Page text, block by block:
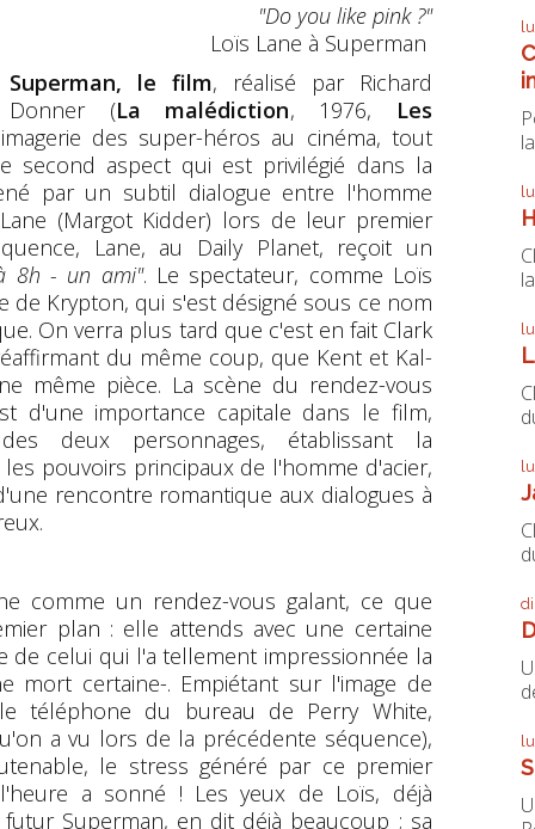
"Do you like pink ?"
Loïs Lane à Superman
Superman, le film, réalisé par Richard
Donner (La malédiction, 1976, Les
des super-héros au cinéma, tout
second aspect qui est privilégié dans la
par un subtil dialogue entre l'homme
(Margot Kidder) lors de leur premier
Lane, au Daily Planet, reçoit un
8h - un ami". Le spectateur, comme Loïs
de Krypton, qui s'est désigné sous ce nom
On verra plus tard que c'est en fait Clark
du même coup, que Kent et Kal-
même pièce. La scène du rendez-vous
d'une importance capitale dans le film,
deux personnages, établissant la
pouvoirs principaux de l'homme d'acier,
rencontre romantique aux dialogues à
comme un rendez-vous galant, ce que
plan : elle attends avec une certaine
de celui qui l'a tellement impressionnée la
mort certaine-. Empiétant sur l'image de
téléphone du bureau de Perry White,
a vu lors de la précédente séquence),
le stress généré par ce premier
a sonné ! Les yeux de Loïs, déjà
Superman, en dit déjà beaucoup ; sa